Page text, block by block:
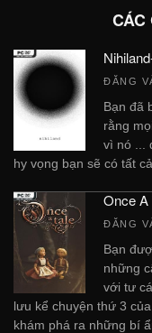
CÁC
ĐĂNG
Bạn đã
rằng
vì nó ...
hy vọng bạn sẽ có tất
Once A
ĐĂNG
Bạn
những
với tư
lưu kể chuyện thứ 3
khám phá ra những bí